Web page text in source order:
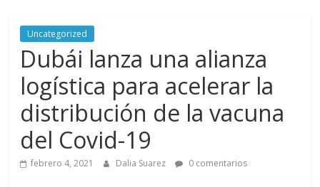
n
s
m
a
Uncategorized
Dubái lanza una alianza
logística para acelerar la
distribución de la vacuna
del Covid-19
febrero 4, 2021 Dalia Suarez 0 comentarios